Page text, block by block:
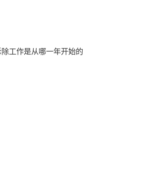
工作是从哪一年开始的